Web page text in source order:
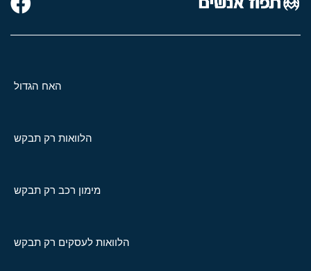
האח הגדול
הלוואות רק תבקש
מימון רכב רק תבקש
הלוואות לעסקים רק תבקש